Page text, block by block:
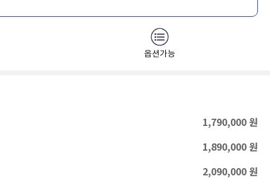
옵션가능
1,790,000 원
1,890,000 원
2,090,000 원